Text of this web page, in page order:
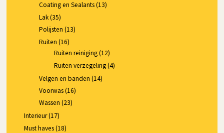
Coating en Sealants (13)
Lak (35)
Polijsten (13)
Ruiten (16)
Ruiten reiniging (12)
Ruiten verzegeling (4)
Velgen en banden (14)
Voorwas (16)
Wassen (23)
Interieur(17)
Must haves (18)